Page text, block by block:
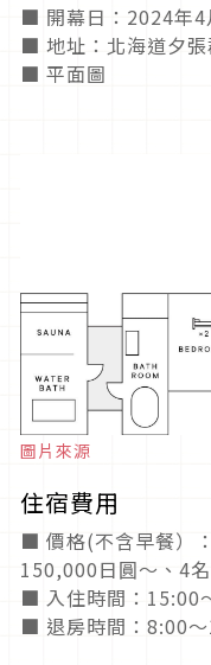
■ 開幕日：2024年4
■ 地址：北海道夕
■ 平面圖
圖片來源
住宿費用
■ 價格(不含早餐）
150,000日圓～、4
■ 入住時間：15:00
■ 退房時間：8:00